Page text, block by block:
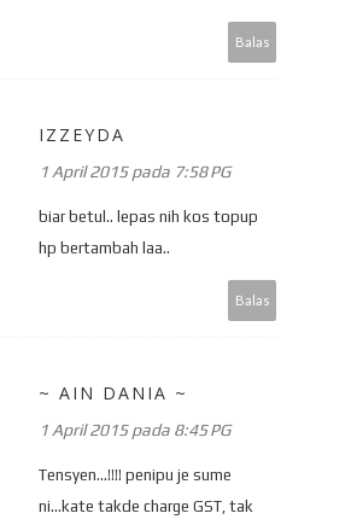
Balas
IZZEYDA
1 April 2015 pada 7:58 PG
biar betul.. lepas nih kos topup
hp bertambah laa..
Balas
~ AIN DANIA ~
1 April 2015 pada 8:45 PG
Tensyen...!!!! penipu je sume
ni...kate takde charge GST, tak